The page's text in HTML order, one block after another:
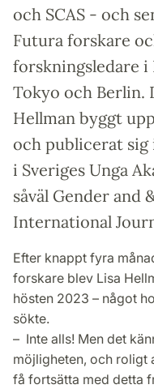
och SCAS - och
Futura forskare
forskningsledare
Tokyo och Berlin.
Hellman byggt
och publicerat
i Sveriges Unga
såväl Gender and
International
Efter knappt fyra
forskare blev Lisa
hösten 2023 – något
sökte.
– Inte alls! Men det
möjligheten, och roligt
få fortsätta med detta